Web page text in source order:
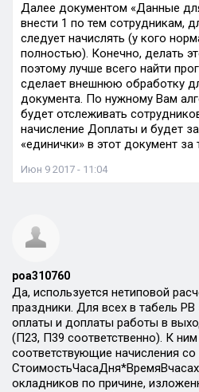
Далее документом «Данные
внести 1 по тем сотрудникам,
следует начислять (у кого
полностью). Конечно, делать
поэтому лучше всего найти
сделает внешнюю обработку
документа. По нужному Вам
будет отслеживать
начисление Доплаты и будет
«единички» в этот документ
Июн 9 2017 - 11:04
poa310760
Да, используется нетиповой
праздники. Для всех в табель
оплаты и доплаты работы в
(П23, П39 соответственно). К
соответствующие начисления
окладников по причине,